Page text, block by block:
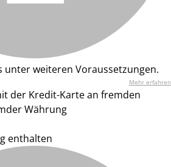
unter weiteren Voraussetzungen.
Mehr erfahren
der Kredit-Karte an fremden
Währung
enthalten